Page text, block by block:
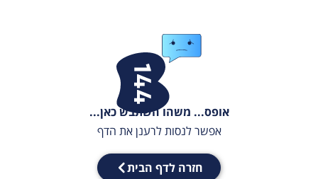
אופס... משהו השתבש כאן...
אפשר לנסות לרענן את הדף
חזרה לדף הבית